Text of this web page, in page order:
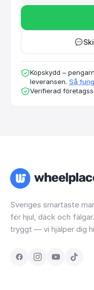
Köpskydd –
leveransen. Så
Verifierad
Sveriges smartaste
för hjul, däck och
tryggt — vi hjälper dig